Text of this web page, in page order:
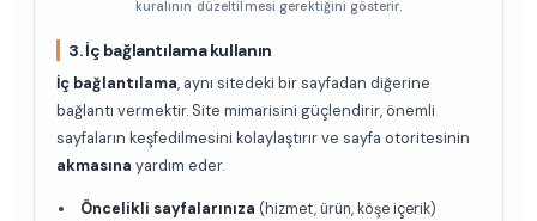
kuralının düzeltilmesi gerektiğini gösterir.
3. İç bağlantılama kullanın
İç bağlantılama, aynı sitedeki bir sayfadan diğerine
bağlantı vermektir. Site mimarisini güçlendirir, önemli
sayfaların keşfedilmesini kolaylaştırır ve sayfa otoritesinin
akmasına yardım eder.
Öncelikli sayfalarınıza (hizmet, ürün, köşe içerik)